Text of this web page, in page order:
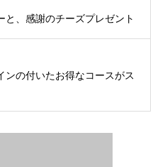
、感謝のチーズプレゼント
ンの付いたお得なコースがス